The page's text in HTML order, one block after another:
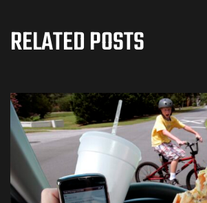
RELATED POSTS